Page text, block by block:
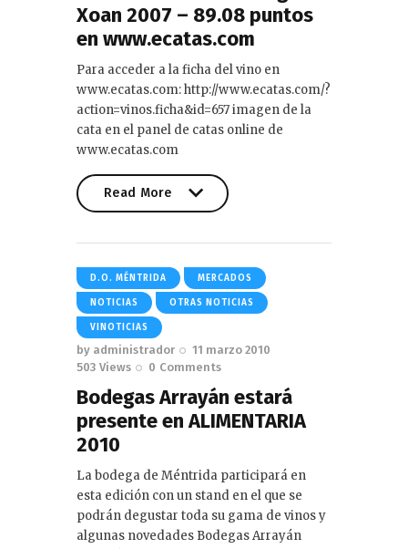
Xoan 2007 – 89.08 puntos
en www.ecatas.com
Para acceder a la ficha del vino en
www.ecatas.com: http://www.ecatas.com/?
action=vinos.ficha&id=657 imagen de la
cata en el panel de catas online de
www.ecatas.com
Read More
D.O. MÉNTRIDA MERCADOS
NOTICIAS OTRAS NOTICIAS
VINOTICIAS
by administrador
11 marzo 2010
503 Views 0 Comments
Bodegas Arrayán estará
presente en ALIMENTARIA
2010
La bodega de Méntrida participará en
esta edición con un stand en el que se
podrán degustar toda su gama de vinos y
algunas novedades Bodegas Arrayán